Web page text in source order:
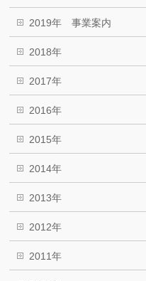
2019年 事業案内
2018年
2017年
2016年
2015年
2014年
2013年
2012年
2011年